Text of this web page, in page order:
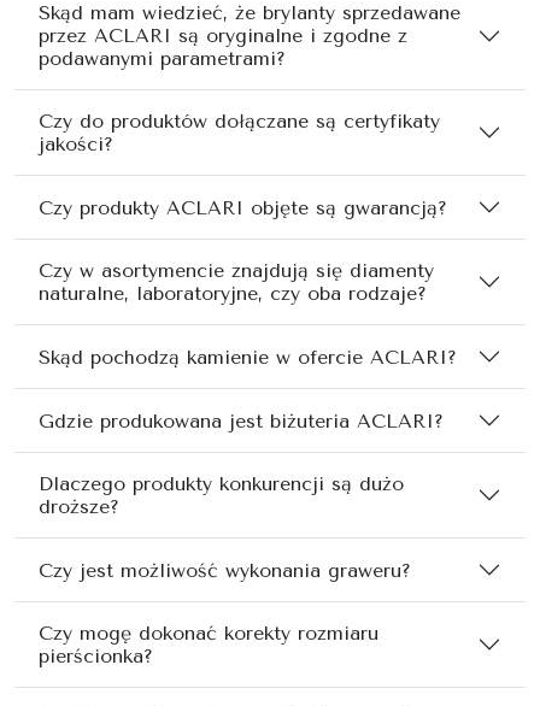
Skąd mam wiedzieć, że brylanty sprzedawane
przez ACLARI są oryginalne i zgodne z
podawanymi parametrami?
Czy do produktów dołączane są certyfikaty
jakości?
Czy produkty ACLARI objęte są gwarancją?
Czy w asortymencie znajdują się diamenty
naturalne, laboratoryjne, czy oba rodzaje?
Skąd pochodzą kamienie w ofercie ACLARI?
Gdzie produkowana jest biżuteria ACLARI?
Dlaczego produkty konkurencji są dużo
droższe?
Czy jest możliwość wykonania graweru?
Czy mogę dokonać korekty rozmiaru
pierścionka?